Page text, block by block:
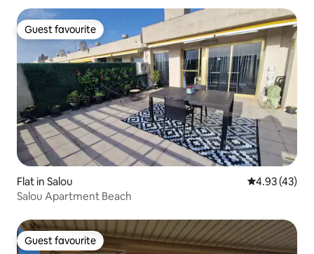
Guest favourite
Guest favourite
Flat in Salou 4.93 out of 5
4.93 (43)
Salou Apartment Beach
Guest favourite
Guest favourite